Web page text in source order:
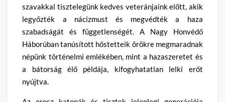
szavakkal tisztelegünk kedves veteránjaink előtt, akik
legyőzték a nácizmust és megvédték a haza
szabadságát és függetlenségét. A Nagy Honvédő
Háborúban tanúsított hőstetteik örökre megmaradnak
népünk történelmi emlékében, mint a hazaszeretet és
a bátorság élő példája, kifogyhatatlan lelki erőt
nyújtva.